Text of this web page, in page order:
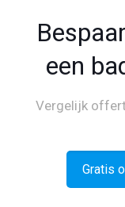
een
Vergelijk
Gratis